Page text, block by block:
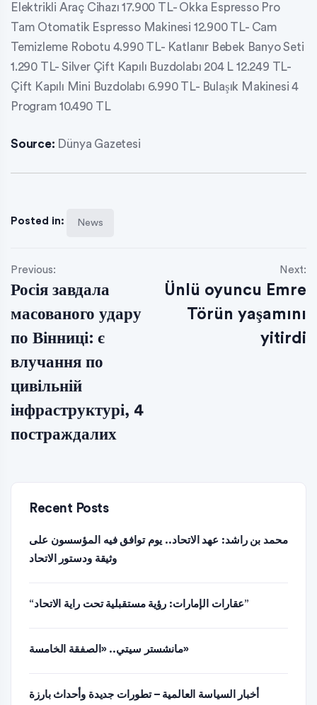
Elektrikli Araç Cihazı 17.900 TL- Okka Espresso Pro
Tam Otomatik Espresso Makinesi 12.900 TL- Cam
Temizleme Robotu 4.990 TL- Katlanır Bebek Banyo Seti
1.290 TL- Silver Çift Kapılı Buzdolabı 204 L 12.249 TL-
Çift Kapılı Mini Buzdolabı 6.990 TL- Bulaşık Makinesi 4
Program 10.490 TL
Source: Dünya Gazetesi
Posted in: News
Previous:
Росія завдала
масованого удару
по Вінниці: є
влучання по
цивільній
інфраструктурі, 4
постраждалих
Next:
Ünlü oyuncu Emre
Törün yaşamını
yitirdi
Recent Posts
محمد بن راشد: عهد الاتحاد.. يوم توافق فيه المؤسسون على
وثيقة ودستور الاتحاد
“عقارات الإمارات: رؤية مستقبلية تحت راية الاتحاد”
مانشستر سيتي.. «الصفقة الخامسة»
أخبار السياسة العالمية – تطورات جديدة وأحداث بارزة